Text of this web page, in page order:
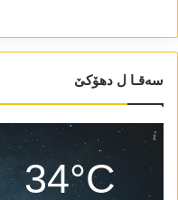
سەقـا ل دھۆکێ
34°C